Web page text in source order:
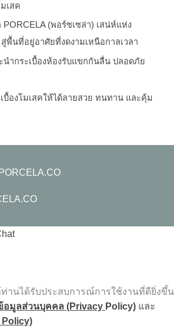
เสค
PORCELA (พอร์ซเซล่า) เสน่ห์แห่ง
พื้นที่อยู่อาศัยที่งดงามเหนือกาลเวลา
ำกระเบื้องห้องรับแขกกันลื่น ปลอดภัย
บื้องโมเสคให้ได้ลายสวย ทนทาน และคุ้ม
PORCELA.CO
ท่านได้รับประสบการณ์การใช้งานที่ดียิ่งขึ้น
อมูลส่วนบุคคล (Privacy Policy) และ